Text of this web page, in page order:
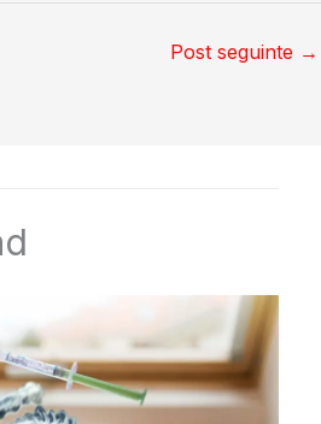
Post seguinte →